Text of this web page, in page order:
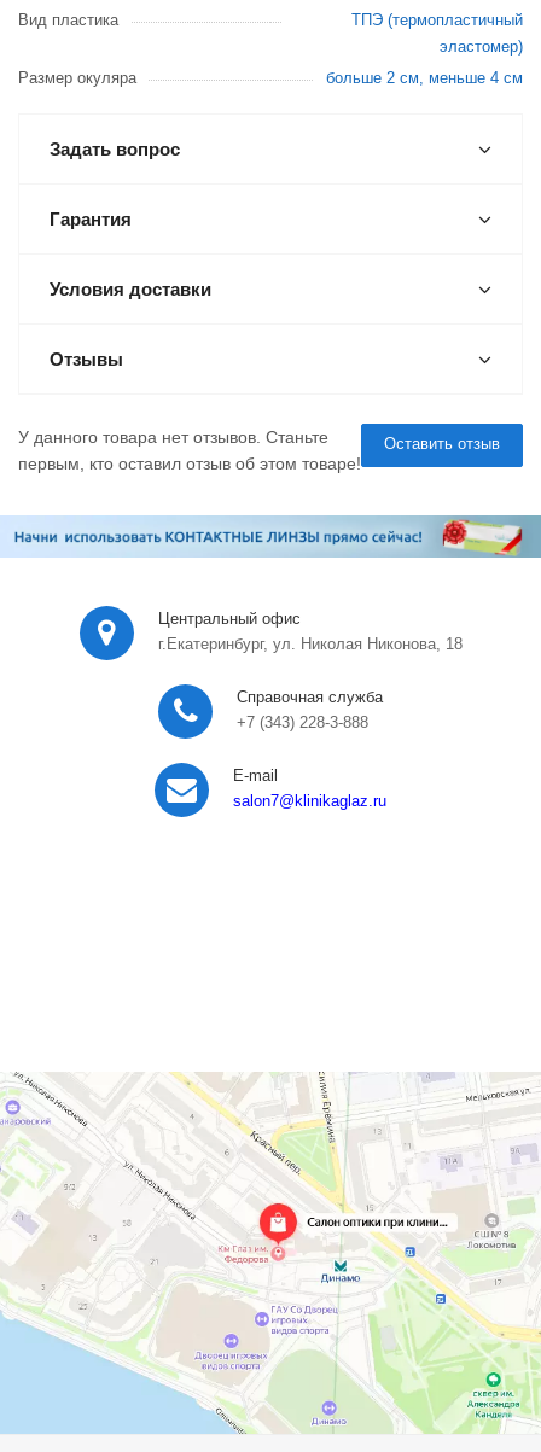
Вид пластика
ТПЭ (термопластичный
эластомер)
Размер окуляра
больше 2 см, меньше 4 см
Задать вопрос
Гарантия
Условия доставки
Отзывы
Оставить отзыв
У данного товара нет отзывов. Станьте
первым, кто оставил отзыв об этом товаре!
Центральный офис
г.Екатеринбург, ул. Николая Никонова, 18
Справочная служба
+7 (343) 228-3-888
E-mail
salon7@klinikaglaz.ru